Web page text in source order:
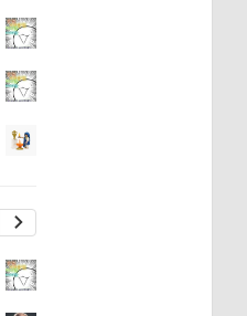
, 응원82, 리뷰4
음